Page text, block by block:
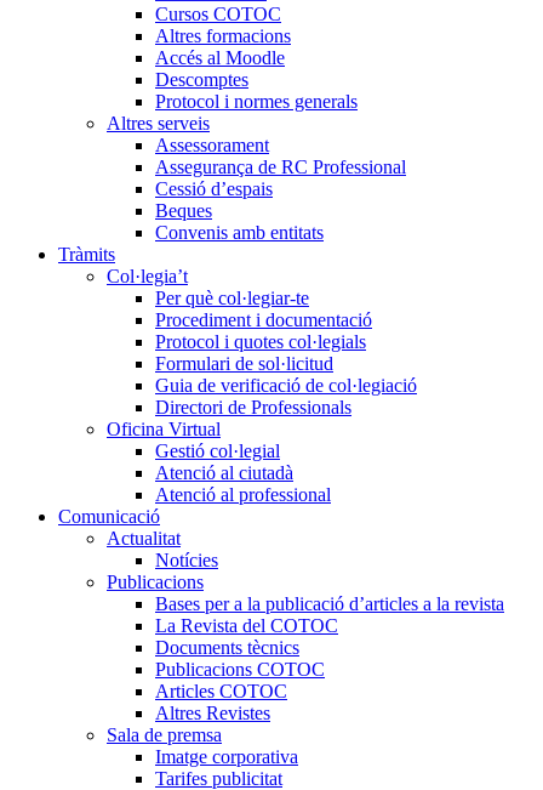
Cursos COTOC
Altres formacions
Accés al Moodle
Descomptes
Protocol i normes generals
Altres serveis
Assessorament
Assegurança de RC Professional
Cessió d’espais
Beques
Convenis amb entitats
Tràmits
Col·legia’t
Per què col·legiar-te
Procediment i documentació
Protocol i quotes col·legials
Formulari de sol·licitud
Guia de verificació de col·legiació
Directori de Professionals
Oficina Virtual
Gestió col·legial
Atenció al ciutadà
Atenció al professional
Comunicació
Actualitat
Notícies
Publicacions
Bases per a la publicació d’articles a la revista
La Revista del COTOC
Documents tècnics
Publicacions COTOC
Articles COTOC
Altres Revistes
Sala de premsa
Imatge corporativa
Tarifes publicitat